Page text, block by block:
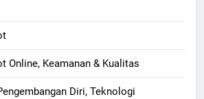
Online, Keamanan & Kualitas
Diri, Teknologi